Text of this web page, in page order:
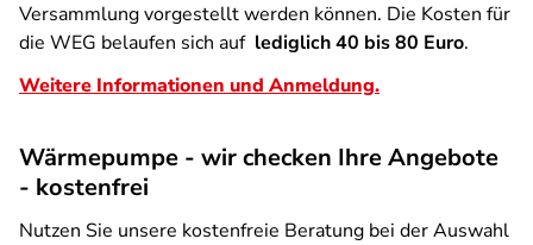
Versammlung vorgestellt werden können. Die Kosten für
die WEG belaufen sich auf lediglich 40 bis 80 Euro.
Weitere Informationen und Anmeldung.
Wärmepumpe - wir checken Ihre Angebote
- kostenfrei
Nutzen Sie unsere kostenfreie Beratung bei der Auswahl